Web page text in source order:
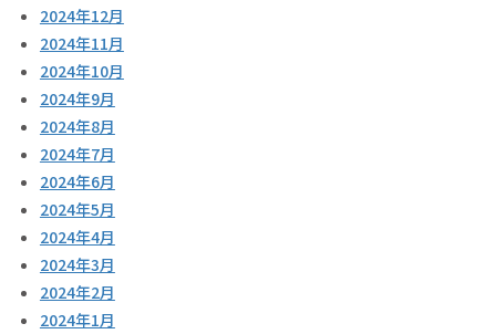
2024年12月
2024年11月
2024年10月
2024年9月
2024年8月
2024年7月
2024年6月
2024年5月
2024年4月
2024年3月
2024年2月
2024年1月